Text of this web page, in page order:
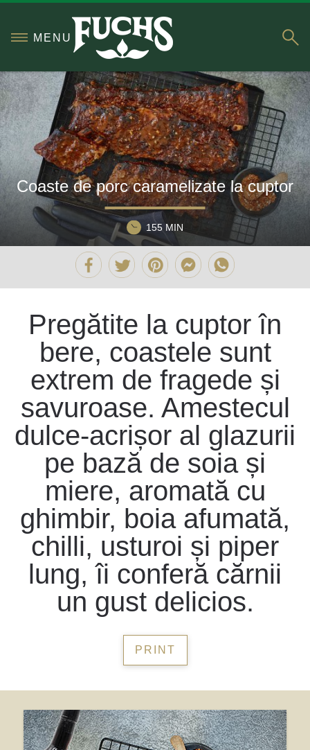
MENU
Coaste de porc caramelizate la cuptor
155 MIN
Pregătite la cuptor în
bere, coastele sunt
extrem de fragede și
savuroase. Amestecul
dulce-acrișor al glazurii
pe bază de soia și
miere, aromată cu
ghimbir, boia afumată,
chilli, usturoi și piper
lung, îi conferă cărnii
un gust delicios.
PRINT